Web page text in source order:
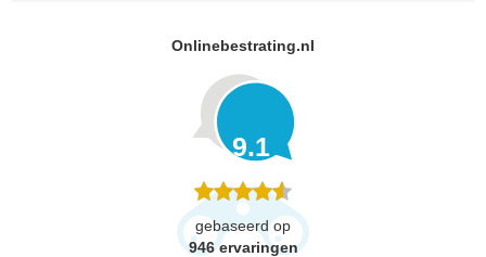
Onlinebestrating.nl
9.1
gebaseerd op
946 ervaringen